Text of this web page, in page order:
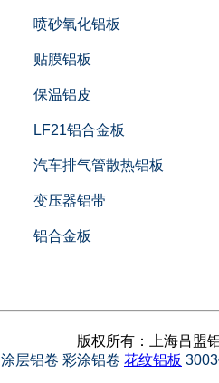
喷砂氧化铝板
贴膜铝板
保温铝皮
LF21铝合金板
汽车排气管散热铝板
变压器铝带
铝合金板
版权所有：上海吕盟
涂层铝卷 彩涂铝卷 花纹铝板